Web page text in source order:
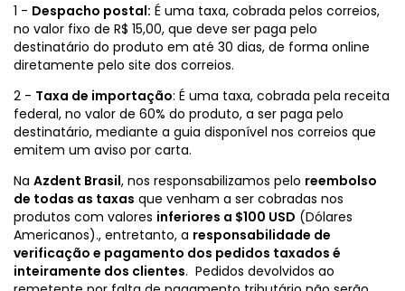
1 - Despacho postal: É uma taxa, cobrada pelos correios,
no valor fixo de R$ 15,00, que deve ser paga pelo
destinatário do produto em até 30 dias, de forma online
diretamente pelo site dos correios.
2 - Taxa de importação: É uma taxa, cobrada pela receita
federal, no valor de 60% do produto, a ser paga pelo
destinatário, mediante a guia disponível nos correios que
emitem um aviso por carta.
Na Azdent Brasil, nos responsabilizamos pelo reembolso
de todas as taxas que venham a ser cobradas nos
produtos com valores inferiores a $100 USD (Dólares
Americanos)., entretanto, a responsabilidade de
verificação e pagamento dos pedidos taxados é
inteiramente dos clientes. Pedidos devolvidos ao